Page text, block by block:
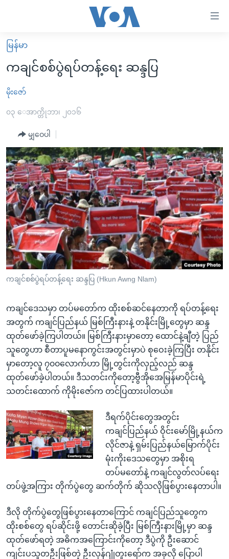
လွယ်ကူ
စေ
Link
များ
အကြောင်းအရာ
သို့
ကျော်
ကြည့်
ရန်
ပင်မ
အ
ညွန်း
စာမျက်နှာ
ကျော်
နေရာ
သို့
ကျော်
မူလစာမျက်နှာ
မြန်မာ
ကမ္ဘာ့သတင်းများ
နိုင်ငံတကာ
တရုတ်
အစ္စရေး-ပါလက်စတိုင်း
ဗွီဒီယို
ရပ်ဝန်းတခု လမ်းတခု အလွန်
အင်္ဂလိပ်စာလေ့လာမယ်
အမေရိကန်သုံးအီဒီယံ
မကြေးမုံရဲ့ အင်္ဂလိပ်စာ
ရုပ်ရှင်ထဲက အင်္ဂလိပ်စာ
သုတပဒေသာ အင်္ဂလိပ်စာ
အပတ်စဉ်ကဏ္ဍများ
ရေဒီယို
တီဗွီ
ရေဒီယိုနှင့်ရုပ်သံ အချက်အလက်များ
ရေဒီယို/တီဗွီအစီအစဉ်
Learning English
ဗွီအိုအေ လူမှုကွန်ယက်များ
ဘာသာစကားများ
မြန်မာ
ကချင်စစ်ပွဲရပ်တန့်ရေး ဆန္ဒပြ
မိုးဇော်
၀၃ ေအာက္တိုဘာ၊ ၂၀၁၆
မျှဝေပါ
ကချင်စစ်ပွဲရပ်တန့်ရေး ဆန္ဒပြ (Hkun Awng Nlam)
ကချင်ဒေသမှာ တပ်မတော်က ထိုးစစ်ဆင်နေတာကို ရပ်တန့်ရေး
အတွက် ကချင်ပြည်နယ် မြစ်ကြီးနားနဲ့ တနိုင်းမြို့တွေမှာ ဆန္ဒ
ထုတ်ဖော်ခဲ့ကြပါတယ်။ မြစ်ကြီးနားမှာတော့ ထောင်နဲ့ချီတဲ့ ပြည်
သူတွေဟာ စီတာပူမနောကွင်းအတွင်းမှာပဲ စုဝေးခဲ့ကြပြီး တနိုင်း
မှာတော့လူ ၇၀၀လောက်ဟာ မြို့တွင်းကိုလှည့်လည် ဆန္ဒ
ထုတ်ဖော်ခဲ့ပါတယ်။ ဒီသတင်းကိုတော့ဗွီအိုအေမြန်မာပိုင်းရဲ့
သတင်းထောက် ကိုမိုးဇော်က တင်ပြထားပါတယ်။
ဒီရက်ပိုင်းတွေအတွင်း
ကချင်ပြည်နယ် ဝိုင်းမော်မြို့နယ်က
လိုင်ဇာနဲ့ ရှမ်းပြည်နယ်မြောက်ပိုင်း
မုံးကိုးဒေသတွေမှာ အစိုးရ
တပ်မတော်နဲ့ ကချင်လွတ်လပ်ရေး
တပ်ဖွဲ့အကြား တိုက်ပွဲတွေ ဆက်တိုက် ဆိုသလိုဖြစ်ပွားနေတာပါ။
ဒီလို တိုက်ပွဲတွေဖြစ်ပွားနေတာကြောင် ကချင်ပြည်သူတွေက
ထိုးစစ်တွေ ရပ်ဆိုင်းဖို့ တောင်းဆိုခဲ့ပြီး မြစ်ကြီးနားမြို့မှာ ဆန္ဒ
ထုတ်ဖော်ရတဲ့ အဓိကအကြောင်းကိုတော့ ဒီပွဲကို ဦးဆောင်
ကျင်းပသူတဦးဖြစ်တဲ့ ဦးလုန်ဂျုံတူးရော်က အခုလို ပြောပါ